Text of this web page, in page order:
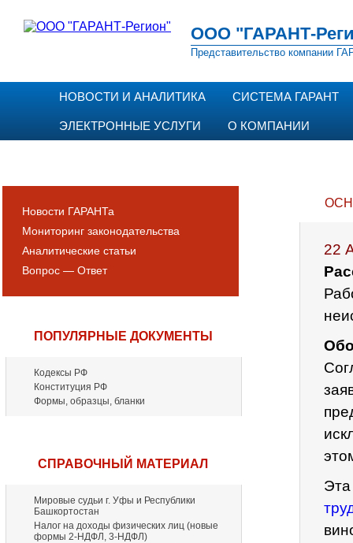
ООО "ГАРАНТ-
Представительство компании
НОВОСТИ И АНАЛИТИКА СИСТЕМА ГАРАНТ
ЭЛЕКТРОННЫЕ УСЛУГИ О КОМПАНИИ
Новости ГАРАНТа
Мониторинг законодательства
Аналитические статьи
Вопрос — Ответ
ПОПУЛЯРНЫЕ ДОКУМЕНТЫ
Кодексы РФ
Конституция РФ
Формы, образцы, бланки
СПРАВОЧНЫЙ МАТЕРИАЛ
Мировые судьи г. Уфы и Республики
Башкортостан
Налог на доходы физических лиц (новые
формы 2-НДФЛ, 3-НДФЛ)
22